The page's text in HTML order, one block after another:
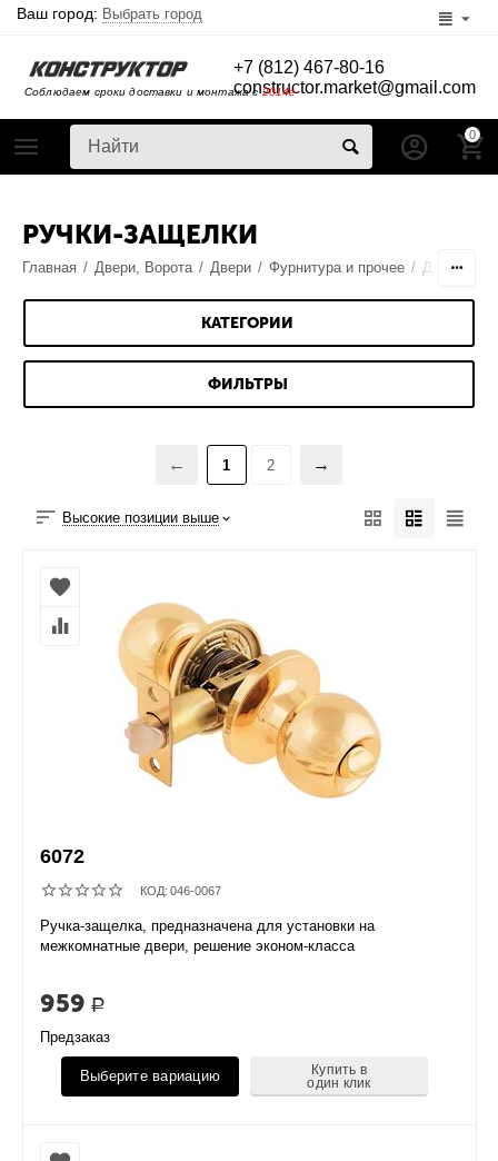
Ваш город: Выбрать город
Соблюдаем сроки доставки и монтажа с2014г
+7 (812) 467-80-16
constructor.market@gmail.com
0
РУЧКИ-ЗАЩЕЛКИ
Главная / Двери, Ворота / Двери / Фурнитура и прочее / Для
КАТЕГОРИИ
ФИЛЬТРЫ
1 2
Высокие позиции выше
6072
КОД: 046-0067
Ручка-защелка, предназначена для установки на
межкомнатные двери, решение эконом-класса
959 Р
Предзаказ
Выберите вариацию
Купить в
один клик